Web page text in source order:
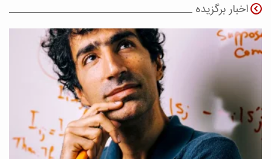
اخبار برگزیده